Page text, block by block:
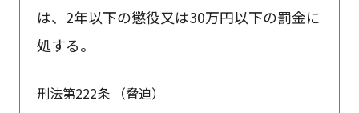
は、2年以下の懲役又は30万円以下の罰金に
処する。
刑法第222条 （脅迫）